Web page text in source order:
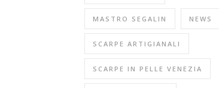
MASTRO SEGALIN NEWS
SCARPE ARTIGIANALI
SCARPE IN PELLE VENEZIA